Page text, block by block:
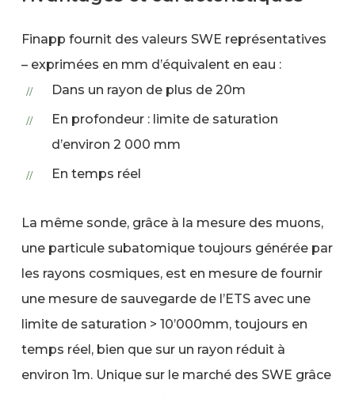
Finapp fournit des valeurs SWE représentatives
– exprimées en mm d’équivalent en eau :
Dans un rayon de plus de 20m
En profondeur : limite de saturation
d’environ 2 000 mm
En temps réel
La même sonde, grâce à la mesure des muons,
une particule subatomique toujours générée par
les rayons cosmiques, est en mesure de fournir
une mesure de sauvegarde de l’ETS avec une
limite de saturation > 10’000mm, toujours en
temps réel, bien que sur un rayon réduit à
environ 1m. Unique sur le marché des SWE grâce